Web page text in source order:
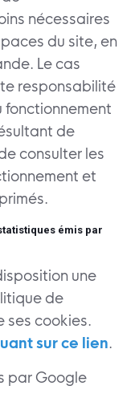
nécessaires
du site, en
Le cas
responsabilité
fonctionnement
de
consulter les
et
émis par
une
de
ses cookies.
sur ce lien.
par Google